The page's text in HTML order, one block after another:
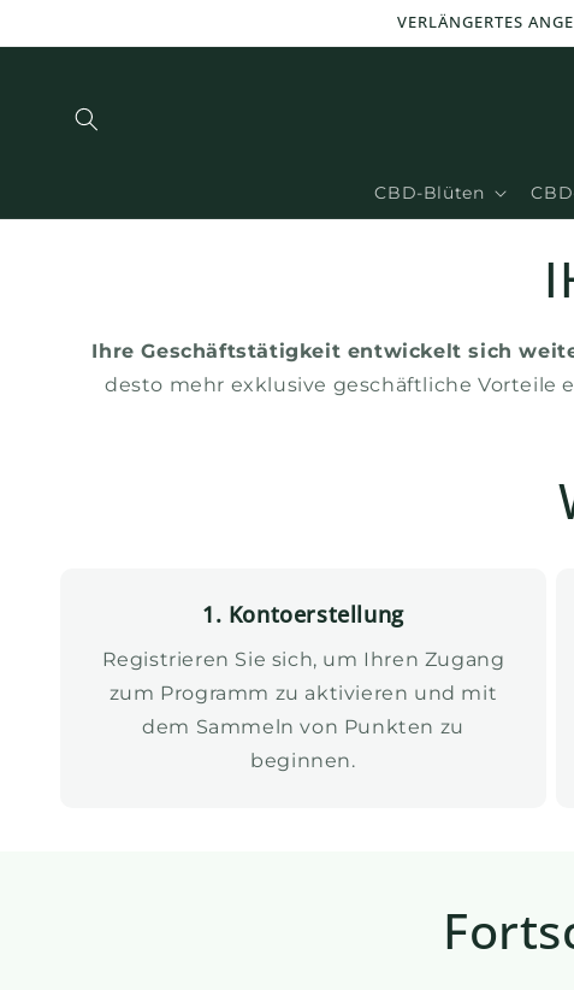
VERLÄNGERTES
CBD-Blüten
Ihre Geschäftstätigkeit entwickelt sich
desto mehr exklusive geschäftliche Vorteile
1. Kontoerstellung
Registrieren Sie sich, um Ihren Zugang
zum Programm zu aktivieren und mit
dem Sammeln von Punkten zu
beginnen.